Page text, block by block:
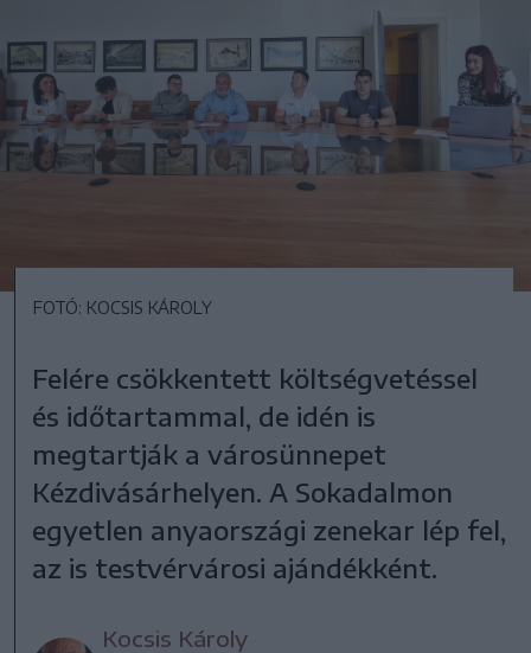
FOTÓ: KOCSIS KÁROLY
Felére csökkentett költségvetéssel
és időtartammal, de idén is
megtartják a városünnepet
Kézdivásárhelyen. A Sokadalmon
egyetlen anyaországi zenekar lép fel,
az is testvérvárosi ajándékként.
Kocsis Károly